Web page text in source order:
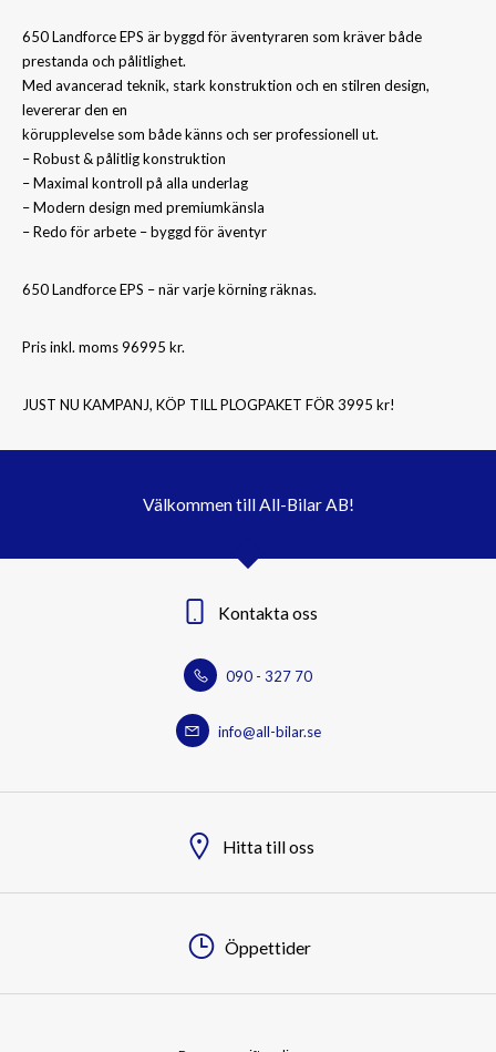
650 Landforce EPS är byggd för äventyraren som kräver både
prestanda och pålitlighet.
Med avancerad teknik, stark konstruktion och en stilren design,
levererar den en
körupplevelse som både känns och ser professionell ut.
– Robust & pålitlig konstruktion
– Maximal kontroll på alla underlag
– Modern design med premiumkänsla
– Redo för arbete – byggd för äventyr
650 Landforce EPS – när varje körning räknas.
Pris inkl. moms 96995 kr.
JUST NU KAMPANJ, KÖP TILL PLOGPAKET FÖR 3995 kr!
Välkommen till All-Bilar AB!
Kontakta oss
090 - 327 70
info@all-bilar.se
Hitta till oss
Öppettider